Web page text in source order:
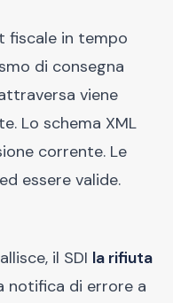
fiscale in tempo
di consegna
viene
Lo schema XML
corrente. Le
essere valide.
il SDI la rifiuta
notifica di errore a